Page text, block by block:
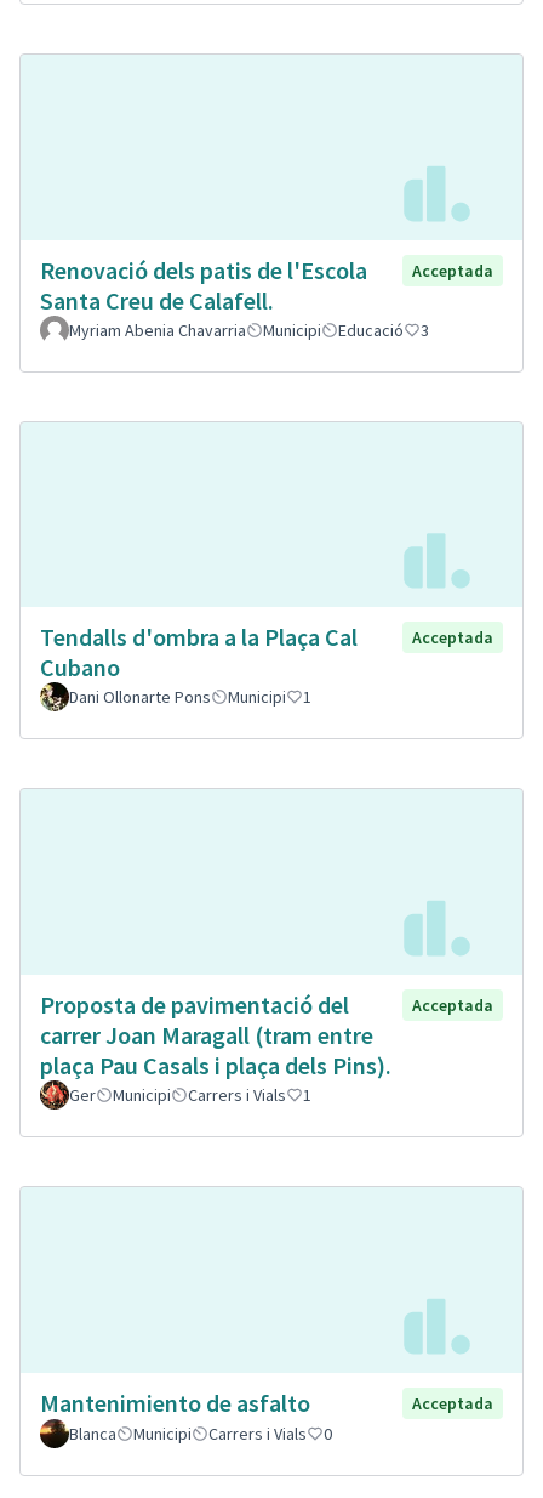
Renovació dels patis de l'Escola
Santa Creu de Calafell.
Acceptada
Myriam Abenia Chavarria Municipi Educació 3
Tendalls d'ombra a la Plaça Cal
Cubano
Acceptada
Dani Ollonarte Pons Municipi 1
Proposta de pavimentació del
carrer Joan Maragall (tram entre
plaça Pau Casals i plaça dels Pins).
Acceptada
Ger Municipi Carrers i Vials 1
Mantenimiento de asfalto
Acceptada
Blanca
Municipi Carrers i Vials 0